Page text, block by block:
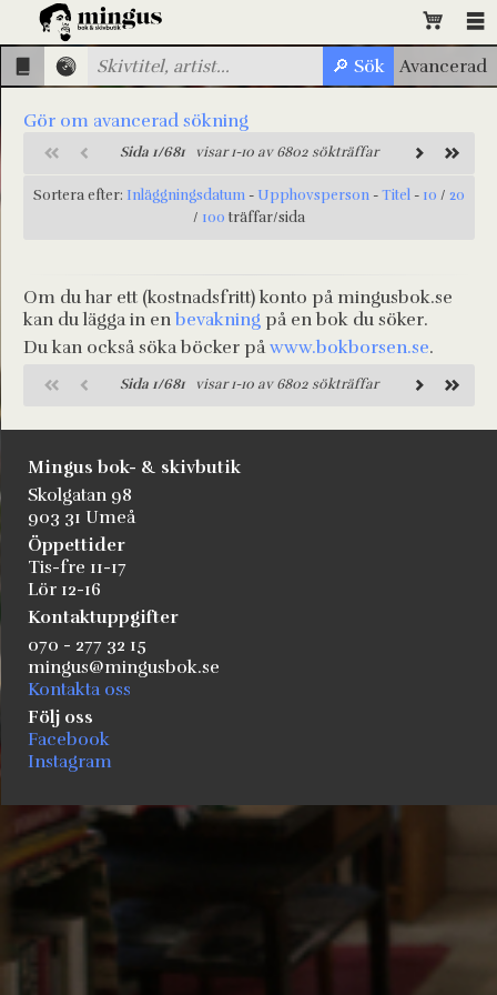
Gör om avancerad sökning
Sida 1/681 visar 1-10 av 6802 sökträffar
Sortera efter: Inläggningsdatum - Upphovsperson -Titel - 10 / 20
/ 100 träffar/sida
Om du har ett (kostnadsfritt) konto på mingusbok.se
kan du lägga in enbevakning på en bok du söker.
Du kan också söka böcker påwww.bokborsen.se.
Sida 1/681 visar 1-10 av 6802 sökträffar
Mingus bok- & skivbutik
Skolgatan 98
903 31 Umeå
Öppettider
Tis-fre 11-17
Lör 12-16
Kontaktuppgifter
070 - 277 32 15
mingus@mingusbok.se
Kontakta oss
Följ oss
Facebook
Instagram